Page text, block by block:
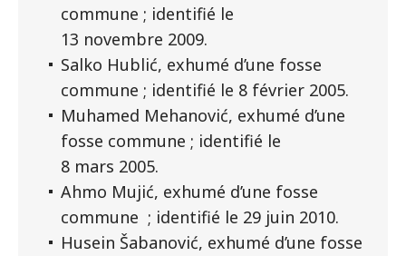
commune ; identifié le
13 novembre 2009.
Salko Hublić, exhumé d’une fosse
commune ; identifié le 8 février 2005.
Muhamed Mehanović, exhumé d’une
fosse commune ; identifié le
8 mars 2005.
Ahmo Mujić, exhumé d’une fosse
commune ; identifié le 29 juin 2010.
Husein Šabanović, exhumé d’une fosse